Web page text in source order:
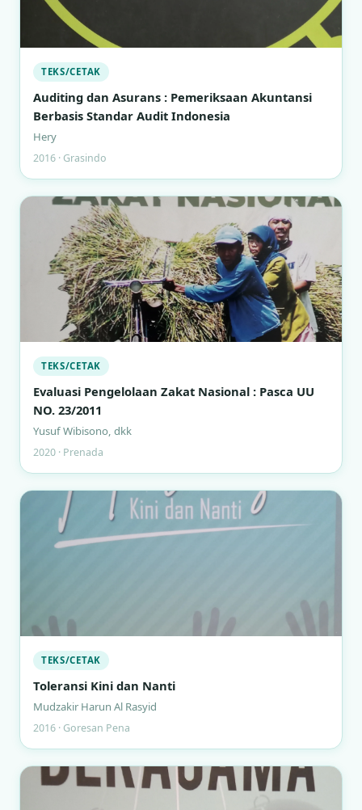
TEKS/CETAK
Auditing dan Asurans : Pemeriksaan Akuntansi
Berbasis Standar Audit Indonesia
Hery
2016 · Grasindo
TEKS/CETAK
Evaluasi Pengelolaan Zakat Nasional : Pasca UU
NO. 23/2011
Yusuf Wibisono, dkk
2020 · Prenada
TEKS/CETAK
Toleransi Kini dan Nanti
Mudzakir Harun Al Rasyid
2016 · Goresan Pena